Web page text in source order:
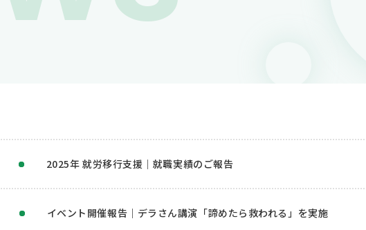
2025年 就労移行支援｜就職実績のご報告
イベント開催報告｜デラさん講演「諦めたら救われる」を実施